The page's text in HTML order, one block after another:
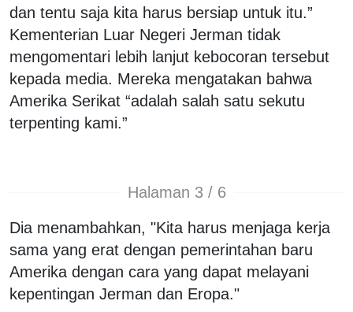
dan tentu saja kita harus bersiap untuk itu.”
Kementerian Luar Negeri Jerman tidak
mengomentari lebih lanjut kebocoran tersebut
kepada media. Mereka mengatakan bahwa
Amerika Serikat “adalah salah satu sekutu
terpenting kami.”
Halaman 3 / 6
Dia menambahkan, "Kita harus menjaga kerja
sama yang erat dengan pemerintahan baru
Amerika dengan cara yang dapat melayani
kepentingan Jerman dan Eropa."